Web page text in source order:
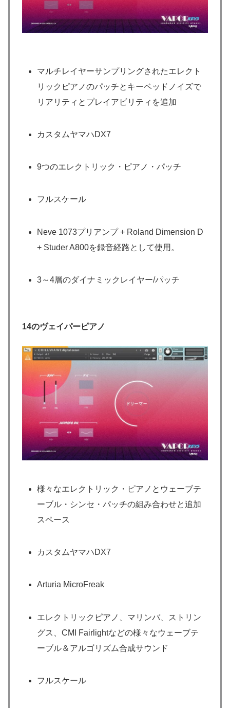
マルチレイヤーサンプリングされたエレクト
リックピアノのパッチとキーベッドノイズで
リアリティとプレイアビリティを追加
カスタムヤマハDX7
9つのエレクトリック・ピアノ・パッチ
フルスケール
Neve 1073プリアンプ + Roland Dimension D
+ Studer A800を録音経路として使用。
3～4層のダイナミックレイヤー/パッチ
14のヴェイパーピアノ
様々なエレクトリック・ピアノとウェーブテ
ーブル・シンセ・パッチの組み合わせと追加
スペース
カスタムヤマハDX7
Arturia MicroFreak
エレクトリックピアノ、マリンバ、ストリン
グス、CMI Fairlightなどの様々なウェーブテ
ーブル＆アルゴリズム合成サウンド
フルスケール